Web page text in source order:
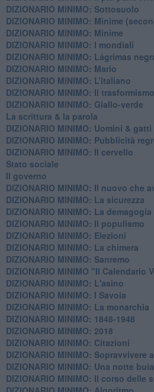
DIZIONARIO MINIMO: Sottosuolo
DIZIONARIO MINIMO: Minime
DIZIONARIO MINIMO: Minime
DIZIONARIO MINIMO: ​I mondiali
DIZIONARIO MINIMO: ​Lágrimas
DIZIONARIO MINIMO: Mario
DIZIONARIO MINIMO: L’italiano
DIZIONARIO MINIMO: Il trasformismo
DIZIONARIO MINIMO: Giallo-verde
La scrittura & la parola
​DIZIONARIO MINIMO: Uomini & gatti
DIZIONARIO MINIMO: ​Pubblicità
DIZIONARIO MINIMO: Il cervello
Stato sociale
Il governo
DIZIONARIO MINIMO: Il nuovo che
DIZIONARIO MINIMO: La sicurezza
DIZIONARIO MINIMO: La demagogia
DIZIONARIO MINIMO: Il populismo
DIZIONARIO MINIMO: Elezioni
DIZIONARIO MINIMO: La chimera
DIZIONARIO MINIMO: Sanremo
DIZIONARIO MINIMO "Il Calendario
DIZIONARIO MINIMO: L'asino
DIZIONARIO MINIMO: I Savoia
DIZIONARIO MINIMO: La monarchia
DIZIONARIO MINIMO: 1848-1948
DIZIONARIO MINIMO: 2018
DIZIONARIO MINIMO: Citazioni
DIZIONARIO MINIMO: ​Sopravvivere
DIZIONARIO MINIMO: ​Una notte
DIZIONARIO MINIMO: Il corso delle